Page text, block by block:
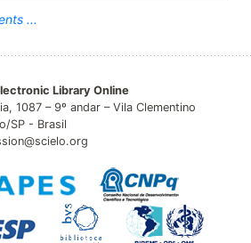
...
Library Online
1087 – 9º andar – Vila Clementino
SP - Brasil